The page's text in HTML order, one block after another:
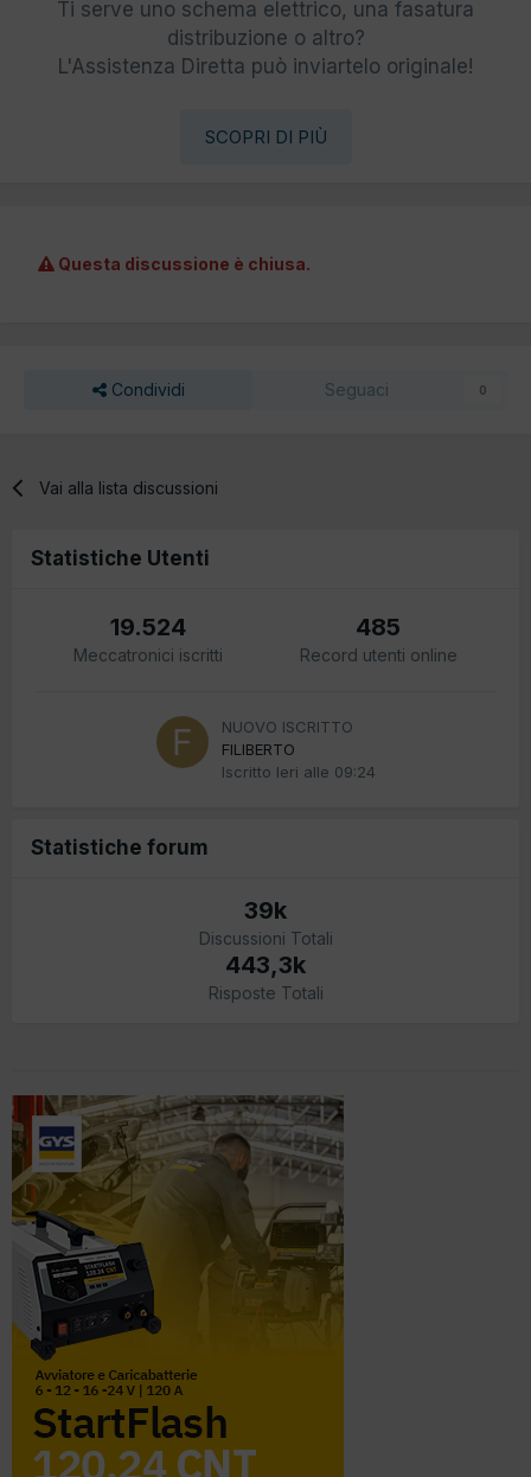
Ti serve uno schema elettrico, una fasatura
distribuzione o altro?
L'Assistenza Diretta può inviartelo originale!
SCOPRI DI PIÙ
Questa discussione è chiusa.
Condividi Seguaci 0
Vai alla lista discussioni
Statistiche Utenti
19.524
Meccatronici iscritti
485
Record utenti online
NUOVO ISCRITTO
FILIBERTO
Iscritto Ieri alle 09:24
Statistiche forum
39k
Discussioni Totali
443,3k
Risposte Totali